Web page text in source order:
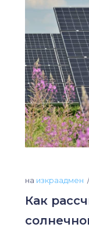
на изкраадмен
Как